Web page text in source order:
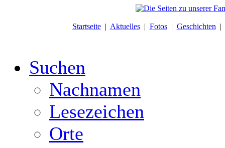
Startseite| Aktuelles| Fotos| Geschichten |
Suchen
Nachnamen
Lesezeichen
Orte